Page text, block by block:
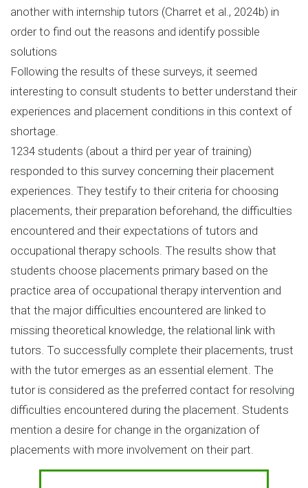
another with internship tutors (Charret et al., 2024b) in
order to find out the reasons and identify possible
solutions
Following the results of these surveys, it seemed
interesting to consult students to better understand their
experiences and placement conditions in this context of
shortage.
1234 students (about a third per year of training)
responded to this survey concerning their placement
experiences. They testify to their criteria for choosing
placements, their preparation beforehand, the difficulties
encountered and their expectations of tutors and
occupational therapy schools. The results show that
students choose placements primary based on the
practice area of occupational therapy intervention and
that the major difficulties encountered are linked to
missing theoretical knowledge, the relational link with
tutors. To successfully complete their placements, trust
with the tutor emerges as an essential element. The
tutor is considered as the preferred contact for resolving
difficulties encountered during the placement. Students
mention a desire for change in the organization of
placements with more involvement on their part.